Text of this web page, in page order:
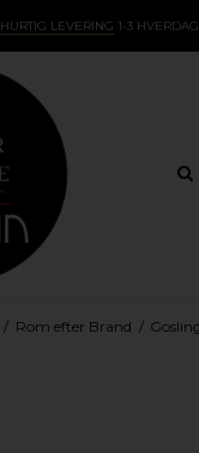
HURTIG LEVERING 1-3
/ Rom efter Brand /